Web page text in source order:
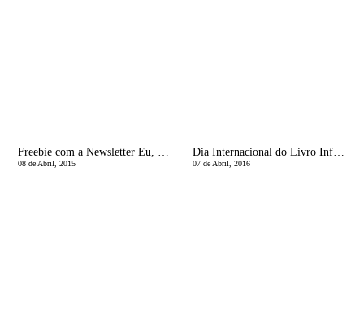
Freebie com a Newsletter Eu, MÃ£e
08 de Abril, 2015
Dia Internacional do Livro Infantil
07 de Abril, 2016